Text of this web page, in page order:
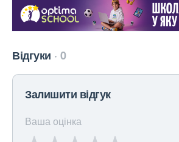
Відгуки 0
Залишити відгук
Ваша оцінка